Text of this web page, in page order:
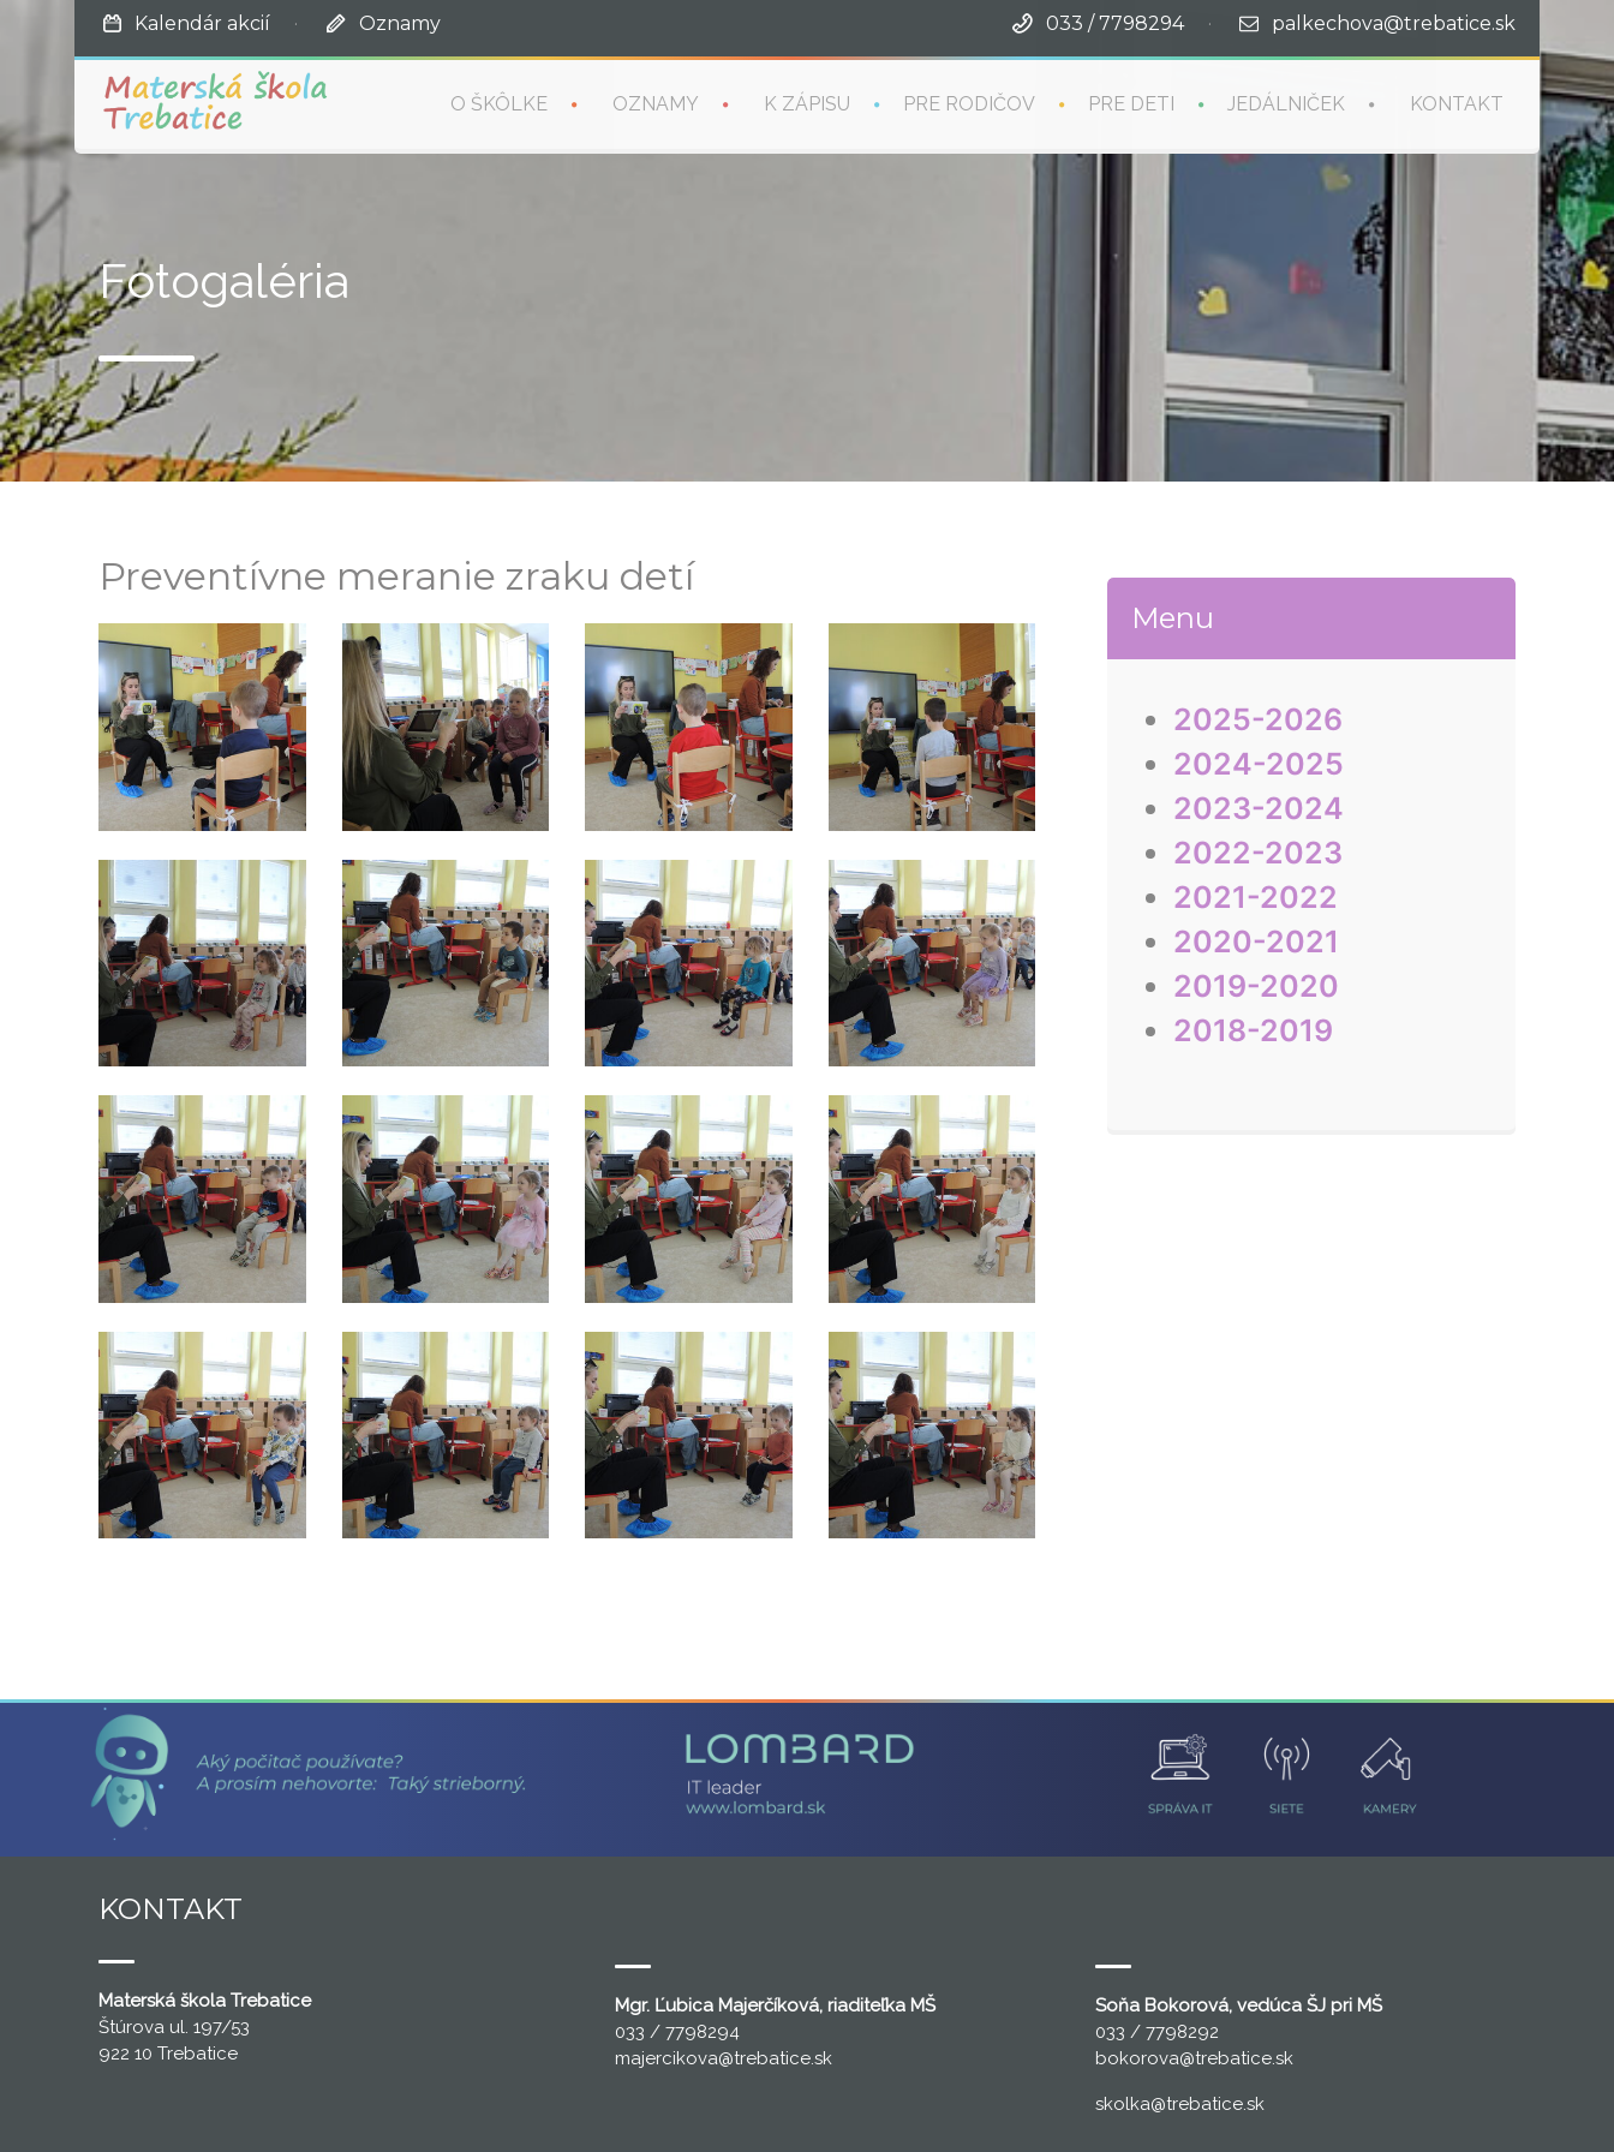
Kalendár akcií · Oznamy 033 / 7798294 · palkechova@trebatice.sk
O ŠKÔLKE OZNAMY K ZÁPISU PRE RODIČOV PRE DETI JEDÁLNIČEK KONTAKT
Fotogaléria
Preventívne meranie zraku detí
Menu
2025-2026
2024-2025
2023-2024
2022-2023
2021-2022
2020-2021
2019-2020
2018-2019
KONTAKT
Materská škola Trebatice
Štúrova ul. 197/53
922 10 Trebatice
Mgr. Ľubica Majerčíková, riaditeľka MŠ
033 / 7798294
majercikova@trebatice.sk
Soňa Bokorová, vedúca ŠJ pri MŠ
033 / 7798292
bokorova@trebatice.sk
skolka@trebatice.sk